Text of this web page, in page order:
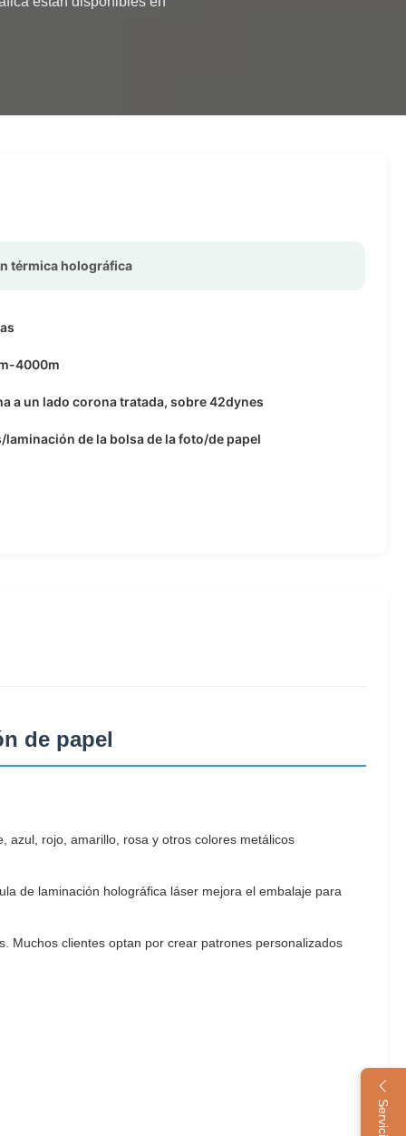
térmica holográfica
4000m
a un lado corona tratada, sobre 42dynes
laminación de la bolsa de la foto/de papel
de papel
azul, rojo, amarillo, rosa y otros colores metálicos
de laminación holográfica láser mejora el embalaje para
Muchos clientes optan por crear patrones personalizados